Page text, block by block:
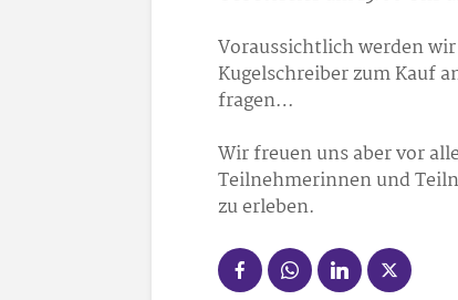
Voraussichtlich werden
Kugelschreiber zum Kauf
fragen…
Wir freuen uns aber vor
Teilnehmerinnen und
zu erleben.